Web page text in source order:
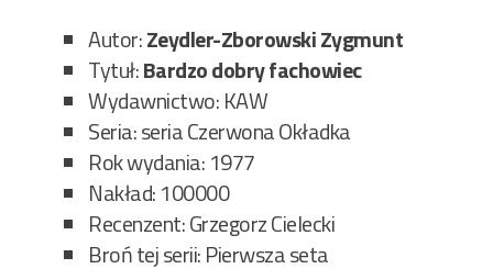
Autor:Zeydler-Zborowski Zygmunt
Tytuł:Bardzo dobry fachowiec
Wydawnictwo: KAW
Seria: seria Czerwona Okładka
Rok wydania: 1977
Nakład: 100000
Recenzent: Grzegorz Cielecki
Broń tej serii: Pierwsza seta